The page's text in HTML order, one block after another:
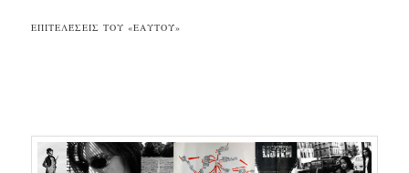
ΕΠΙΤΕΛΈΣΕΙΣ ΤΟΥ «ΕΑΥΤΟΎ»